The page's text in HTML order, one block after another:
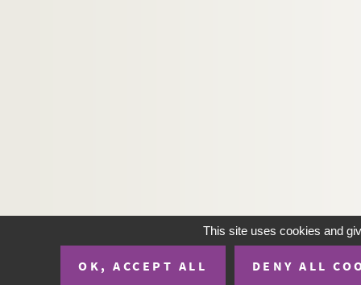
This site uses cookies and
OK, ACCEPT ALL DENY ALL